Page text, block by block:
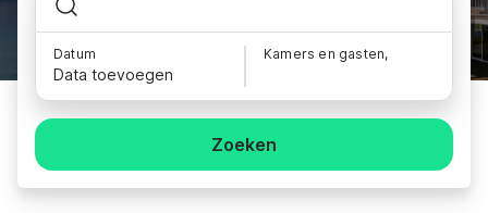
Datum
Data toevoegen
Kamers en gasten,
Zoeken